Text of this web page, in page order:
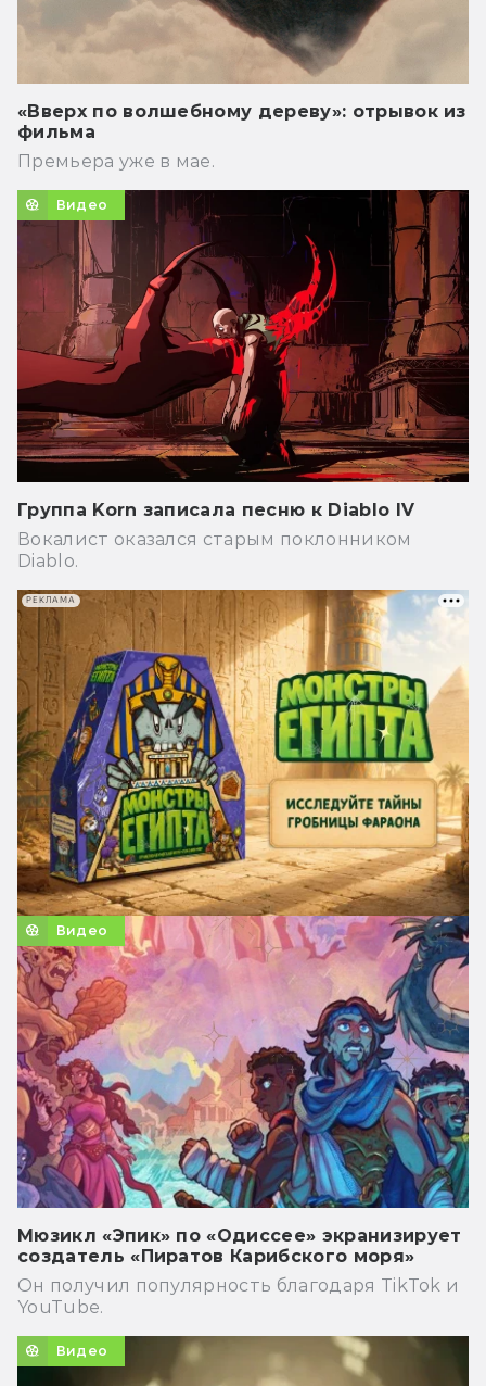
«Вверх по волшебному дереву»: отрывок из
фильма
Премьера уже в мае.
Видео
Группа Korn записала песню к Diablo IV
Вокалист оказался старым поклонником
Diablo.
Видео
Мюзикл «Эпик» по «Одиссее» экранизирует
создатель «Пиратов Карибского моря»
Он получил популярность благодаря TikTok и
YouTube.
Видео
РЕКЛАМА